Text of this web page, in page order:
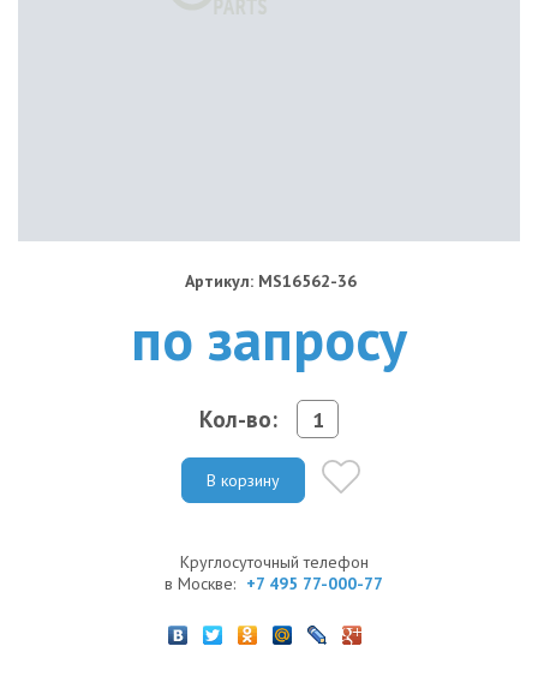
Артикул: MS16562-36
по запросу
Кол-во:
В корзину
Круглосуточный телефон
в Москве: +7 495 77-000-77